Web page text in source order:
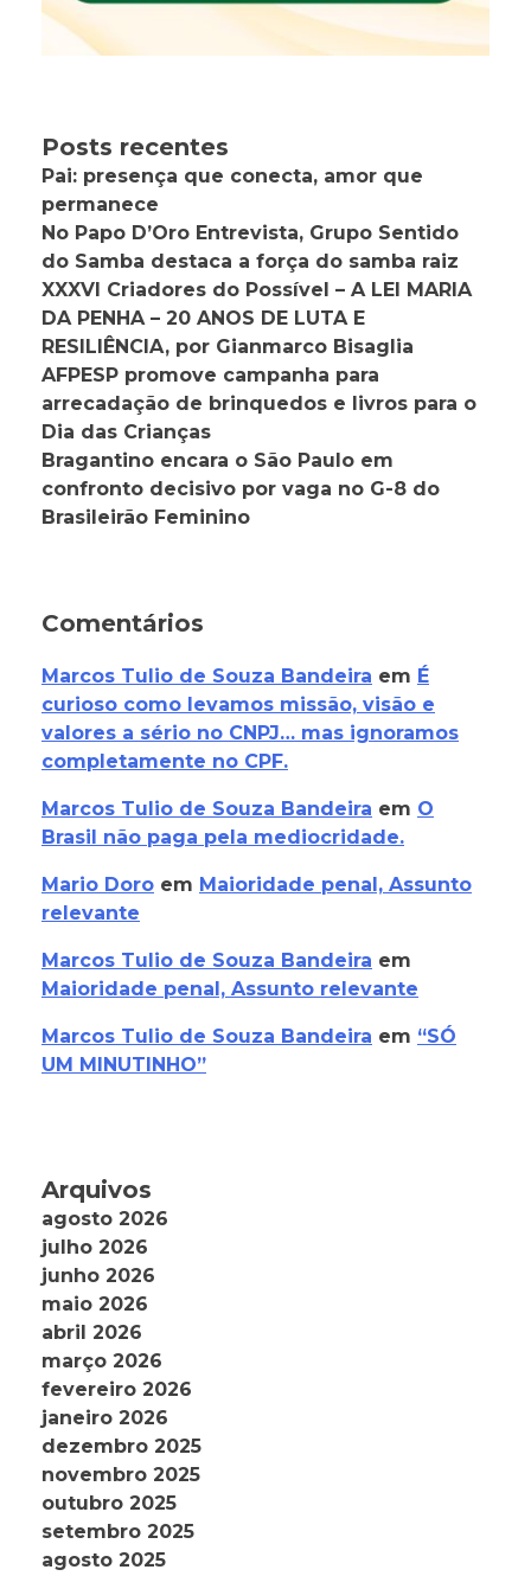
Posts recentes
Pai: presença que conecta, amor que
permanece
No Papo D’Oro Entrevista, Grupo Sentido
do Samba destaca a força do samba raiz
XXXVI Criadores do Possível – A LEI MARIA
DA PENHA – 20 ANOS DE LUTA E
RESILIÊNCIA, por Gianmarco Bisaglia
AFPESP promove campanha para
arrecadação de brinquedos e livros para o
Dia das Crianças
Bragantino encara o São Paulo em
confronto decisivo por vaga no G-8 do
Brasileirão Feminino
Comentários
Marcos Tulio de Souza Bandeira em É
curioso como levamos missão, visão e
valores a sério no CNPJ… mas ignoramos
completamente no CPF.
Marcos Tulio de Souza Bandeira em O
Brasil não paga pela mediocridade.
Mario Doro em Maioridade penal, Assunto
relevante
Marcos Tulio de Souza Bandeira em
Maioridade penal, Assunto relevante
Marcos Tulio de Souza Bandeira em “SÓ
UM MINUTINHO”
Arquivos
agosto 2026
julho 2026
junho 2026
maio 2026
abril 2026
março 2026
fevereiro 2026
janeiro 2026
dezembro 2025
novembro 2025
outubro 2025
setembro 2025
agosto 2025